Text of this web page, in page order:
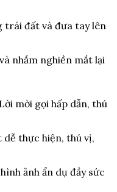
trái đất và đưa tay lên
nhắm nghiền mắt lại
mời gọi hấp dẫn, thú
dễ thực hiện, thú vị,
ảnh ẩn dụ đầy sức